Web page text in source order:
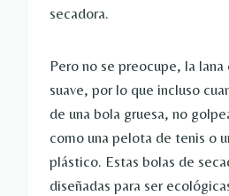
secadora.
Pero no se preocupe, la lana
suave, por lo que incluso
de una bola gruesa, no
como una pelota de tenis o
plástico. Estas bolas de
diseñadas para ser